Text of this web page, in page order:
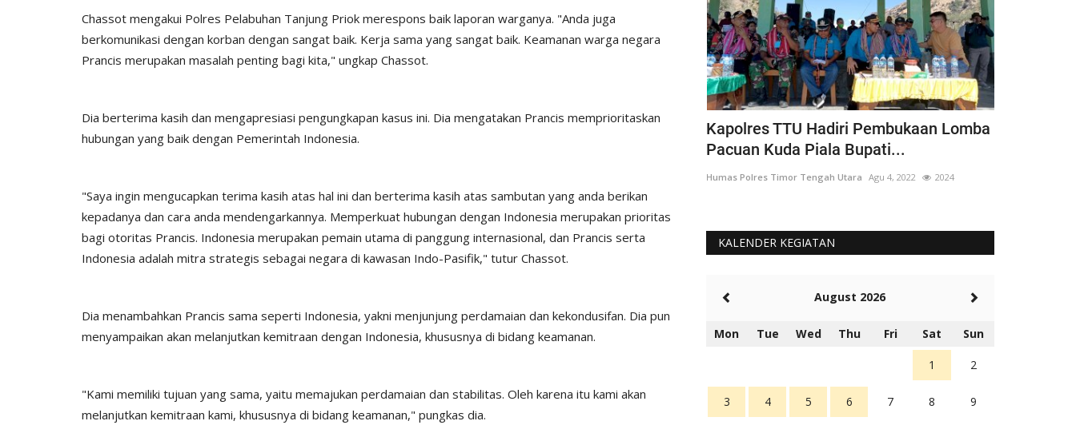
Chassot mengakui Polres Pelabuhan Tanjung Priok merespons baik laporan warganya. "Anda juga
berkomunikasi dengan korban dengan sangat baik. Kerja sama yang sangat baik. Keamanan warga negara
Prancis merupakan masalah penting bagi kita," ungkap Chassot.
Dia berterima kasih dan mengapresiasi pengungkapan kasus ini. Dia mengatakan Prancis memprioritaskan
hubungan yang baik dengan Pemerintah Indonesia.
"Saya ingin mengucapkan terima kasih atas hal ini dan berterima kasih atas sambutan yang anda berikan
kepadanya dan cara anda mendengarkannya. Memperkuat hubungan dengan Indonesia merupakan prioritas
bagi otoritas Prancis. Indonesia merupakan pemain utama di panggung internasional, dan Prancis serta
Indonesia adalah mitra strategis sebagai negara di kawasan Indo-Pasifik," tutur Chassot.
Dia menambahkan Prancis sama seperti Indonesia, yakni menjunjung perdamaian dan kekondusifan. Dia pun
menyampaikan akan melanjutkan kemitraan dengan Indonesia, khususnya di bidang keamanan.
"Kami memiliki tujuan yang sama, yaitu memajukan perdamaian dan stabilitas. Oleh karena itu kami akan
melanjutkan kemitraan kami, khususnya di bidang keamanan," pungkas dia.
teknik
BERIKAN RASA AMAN, POLSEK
MIOBAR LAKUKAN PENGAMANAN DI...
HUT Polwan ke-76, Kapolri Apresiasi
Kapolres TTU Hadiri Pembukaan Lomba
Pacuan Kuda Piala Bupati...
Humas Polres Timor Tengah Utara Agu 4, 2022 2024
KALENDER KEGIATAN
August 2026
Mon Tue Wed Thu Fri Sat Sun
1 2
3 4 5 6 7 8 9